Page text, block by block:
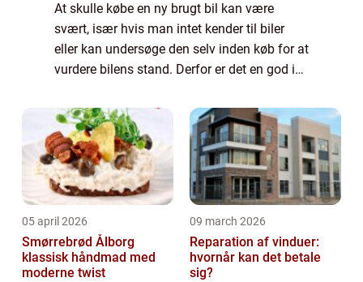
At skulle købe en ny brugt bil kan være
svært, især hvis man intet kender til biler
eller kan undersøge den selv inden køb for at
vurdere bilens stand. Derfor er det en god ide
bilen, inden du siger ja. Undersøge...
05 april 2026
Smørrebrød Ålborg
klassisk håndmad med
moderne twist
09 march 2026
Reparation af vinduer:
hvornår kan det betale
sig?